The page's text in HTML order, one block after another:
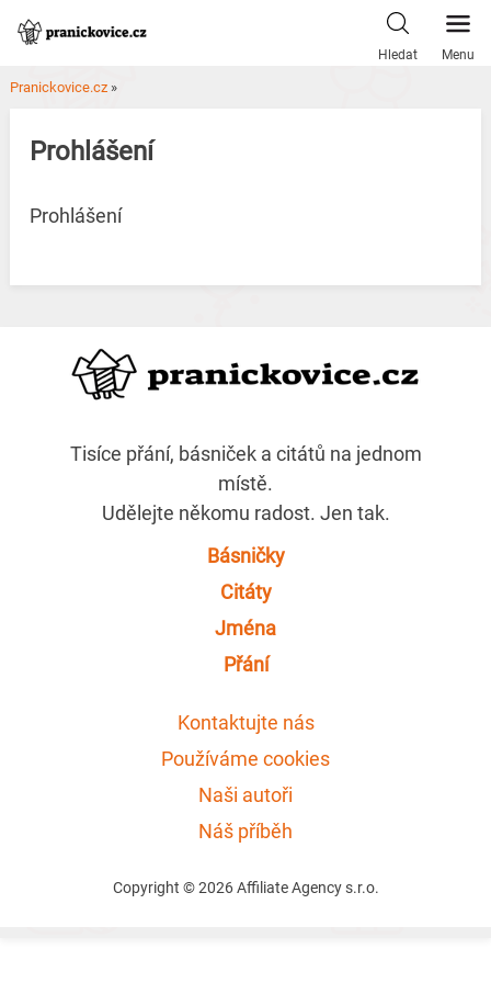
Skip
Hledat Menu
Pranickovice.cz »
Prohlášení
Prohlášení
Tisíce přání, básniček a citátů na jednom
místě.
Udělejte někomu radost. Jen tak.
Básničky
Citáty
Jména
Přání
Kontaktujte nás
Používáme cookies
Naši autoři
Náš příběh
Copyright © 2026 Affiliate Agency s.r.o.